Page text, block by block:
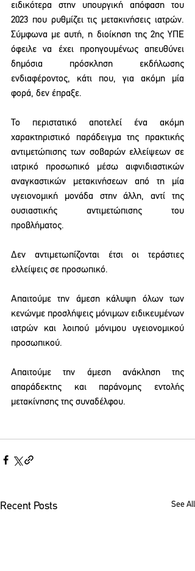
ειδικότερα στην υπουργική απόφαση του
2023 που ρυθμίζει τις μετακινήσεις ιατρών.
Σύμφωνα με αυτή, η διοίκηση της 2ης ΥΠΕ
όφειλε να έχει προηγουμένως απευθύνει
δημόσια πρόσκληση εκδήλωσης
ενδιαφέροντος, κάτι που, για ακόμη μία
φορά, δεν έπραξε.
Το περιστατικό αποτελεί ένα ακόμη
χαρακτηριστικό παράδειγμα της πρακτικής
αντιμετώπισης των σοβαρών ελλείψεων σε
ιατρικό προσωπικό μέσω αιφνιδιαστικών
αναγκαστικών μετακινήσεων από τη μία
υγειονομική μονάδα στην άλλη, αντί της
ουσιαστικής αντιμετώπισης του
προβλήματος.
Δεν αντιμετωπίζονται έτσι οι τεράστιες
ελλείψεις σε προσωπικό.
Απαιτούμε την άμεση κάλυψη όλων των
κενώνμε προσλήψεις μόνιμων ειδικευμένων
ιατρών και λοιπού μόνιμου υγειονομικού
προσωπικού.
Απαιτούμε την άμεση ανάκληση της
απαράδεκτης και παράνομης εντολής
μετακίνησης της συναδέλφου.
Recent Posts See All